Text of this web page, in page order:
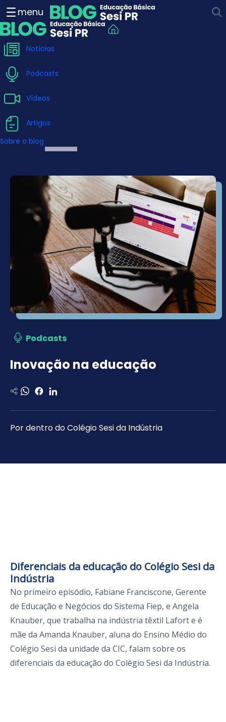
Inovação na educação -
menu
Notícias
Podcasts
Vídeos
Artigos
Sobre o blog
Podcasts
Inovação na educação
Por dentro do Colégio Sesi da Indústria
Diferenciais da educação do Colégio Sesi da
Indústria
No primeiro episódio, Fabiane Franciscone, Gerente
de Educação e Negócios do Sistema Fiep, e Angela
Knauber, que trabalha na indústria têxtil Lafort e é
mãe da Amanda Knauber, aluna do Ensino Médio do
Colégio Sesi da unidade da CIC, falam sobre os
diferenciais da educação do Colégio Sesi da Indústria.